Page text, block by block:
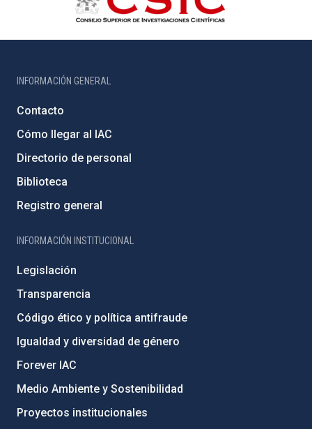
INFORMACIÓN GENERAL
Contacto
Cómo llegar al IAC
Directorio de personal
Biblioteca
Registro general
INFORMACIÓN INSTITUCIONAL
Legislación
Transparencia
Código ético y política antifraude
Igualdad y diversidad de género
Forever IAC
Medio Ambiente y Sostenibilidad
Proyectos institucionales